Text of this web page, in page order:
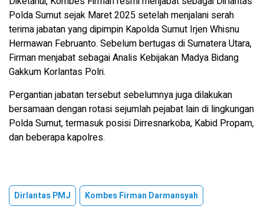
Polda Sumut sejak Maret 2025 setelah menjalani serah
terima jabatan yang dipimpin Kapolda Sumut Irjen Whisnu
Hermawan Februanto. Sebelum bertugas di Sumatera Utara,
Firman menjabat sebagai Analis Kebijakan Madya Bidang
Gakkum Korlantas Polri.
Pergantian jabatan tersebut sebelumnya juga dilakukan
bersamaan dengan rotasi sejumlah pejabat lain di lingkungan
Polda Sumut, termasuk posisi Dirresnarkoba, Kabid Propam,
dan beberapa kapolres.
Dirlantas PMJ Kombes Firman Darmansyah